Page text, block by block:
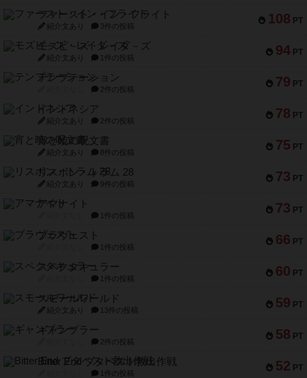
108 PT
ファースト・イン・フライト
紹介文あり 3件の投稿
94 PT
モズビ－ズ・レイダ－ズ
紹介文あり 1件の投稿
79 PT
テンプテーション
2件の投稿
78 PT
インドネシア
紹介文あり 2件の投稿
75 PT
宵と暁の呪文書
紹介文あり 8件の投稿
73 PT
リスボン・トラム 28
紹介文あり 9件の投稿
73 PT
アマナイト
1件の投稿
66 PT
ブラヴェスト
1件の投稿
60 PT
スペクタキュラー
1件の投稿
59 PT
スモールワールド
紹介文あり 13件の投稿
58 PT
ギャンブラー
2件の投稿
52 PT
Bitter End ブタペスト救出作戦
1件の投稿